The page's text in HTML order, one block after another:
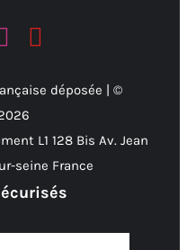
déposée | ©
L1 128 Bis Av. Jean
seine France